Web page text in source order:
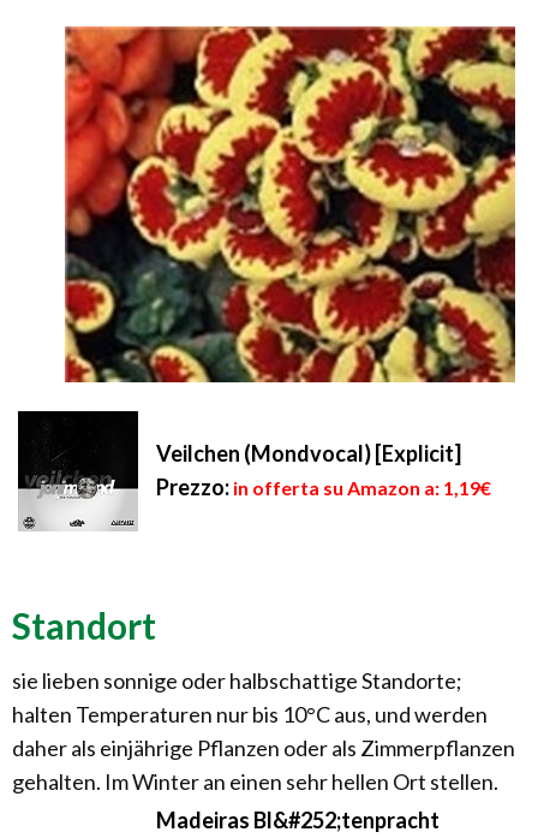
Veilchen (Mondvocal) [Explicit]
Prezzo: in offerta su Amazon a: 1,19€
Standort
sie lieben sonnige oder halbschattige Standorte;
halten Temperaturen nur bis 10°C aus, und werden
daher als einjährige Pflanzen oder als Zimmerpflanzen
gehalten. Im Winter an einen sehr hellen Ort stellen.
Madeiras Bl&#252;tenpracht